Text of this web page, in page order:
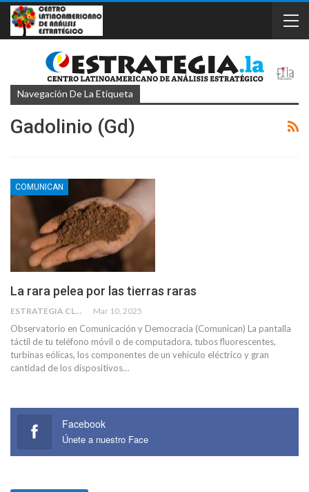
Navegación De La Etiqueta
Gadolinio (Gd)
COMUNICAN
La rara pelea por las tierras raras
ESTRATEGIA CLAE Mar 10, 2025
Observatorio en Comunicación y Democracia (Comunican) La pantalla
táctil de tu teléfono móvil o de computadora, tubos fluorescentes,
turbinas eólicas, los componentes de un vehículo eléctrico y gran
cantidad de los dispositivos…
Facebook
Únete a nuestro Face